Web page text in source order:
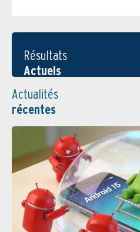
Résultats
Actuels
Actualités
récentes